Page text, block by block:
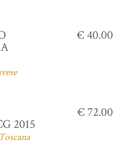
€ 40.00
2015
€ 72.00